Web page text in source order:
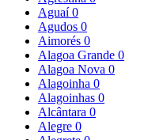
Aguaí0
Agudos 0
Aimorés 0
Alagoa Grande 0
Alagoa Nova 0
Alagoinha 0
Alagoinhas 0
Alcântara 0
Alegre 0